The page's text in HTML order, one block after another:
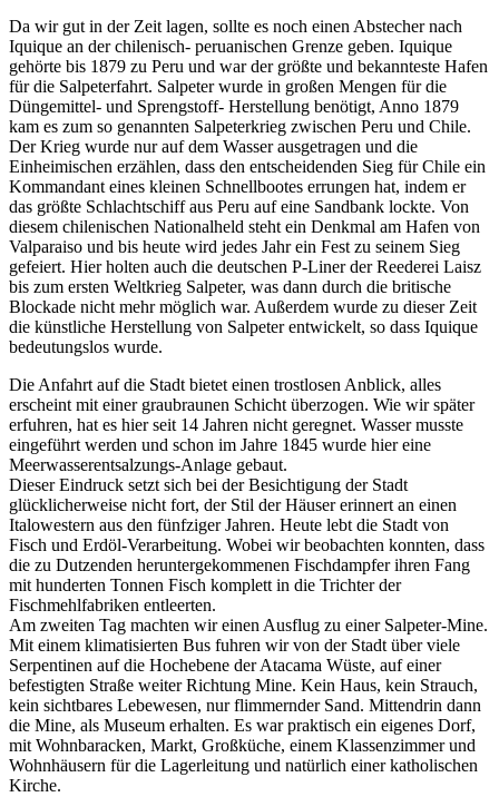
Da wir gut in der Zeit lagen, sollte es noch einen Abstecher nach
Iquique an der chilenisch- peruanischen Grenze geben. Iquique
gehörte bis 1879 zu Peru und war der größte und bekannteste Hafen
für die Salpeterfahrt. Salpeter wurde in großen Mengen für die
Düngemittel- und Sprengstoff- Herstellung benötigt, Anno 1879
kam es zum so genannten Salpeterkrieg zwischen Peru und Chile.
Der Krieg wurde nur auf dem Wasser ausgetragen und die
Einheimischen erzählen, dass den entscheidenden Sieg für Chile ein
Kommandant eines kleinen Schnellbootes errungen hat, indem er
das größte Schlachtschiff aus Peru auf eine Sandbank lockte. Von
diesem chilenischen Nationalheld steht ein Denkmal am Hafen von
Valparaiso und bis heute wird jedes Jahr ein Fest zu seinem Sieg
gefeiert. Hier holten auch die deutschen P-Liner der Reederei Laisz
bis zum ersten Weltkrieg Salpeter, was dann durch die britische
Blockade nicht mehr möglich war. Außerdem wurde zu dieser Zeit
die künstliche Herstellung von Salpeter entwickelt, so dass Iquique
bedeutungslos wurde.
Die Anfahrt auf die Stadt bietet einen trostlosen Anblick, alles
erscheint mit einer graubraunen Schicht überzogen. Wie wir später
erfuhren, hat es hier seit 14 Jahren nicht geregnet. Wasser musste
eingeführt werden und schon im Jahre 1845 wurde hier eine
Meerwasserentsalzungs-Anlage gebaut.
Dieser Eindruck setzt sich bei der Besichtigung der Stadt
glücklicherweise nicht fort, der Stil der Häuser erinnert an einen
Italowestern aus den fünfziger Jahren. Heute lebt die Stadt von
Fisch und Erdöl-Verarbeitung. Wobei wir beobachten konnten, dass
die zu Dutzenden heruntergekommenen Fischdampfer ihren Fang
mit hunderten Tonnen Fisch komplett in die Trichter der
Fischmehlfabriken entleerten.
Am zweiten Tag machten wir einen Ausflug zu einer Salpeter-Mine.
Mit einem klimatisierten Bus fuhren wir von der Stadt über viele
Serpentinen auf die Hochebene der Atacama Wüste, auf einer
befestigten Straße weiter Richtung Mine. Kein Haus, kein Strauch,
kein sichtbares Lebewesen, nur flimmernder Sand. Mittendrin dann
die Mine, als Museum erhalten. Es war praktisch ein eigenes Dorf,
mit Wohnbaracken, Markt, Großküche, einem Klassenzimmer und
Wohnhäusern für die Lagerleitung und natürlich einer katholischen
Kirche.